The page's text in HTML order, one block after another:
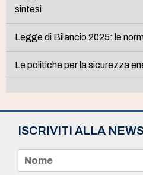
sintesi
Legge di Bilancio 2025: le
Le politiche per la sicurezza
ISCRIVITI ALLA
m